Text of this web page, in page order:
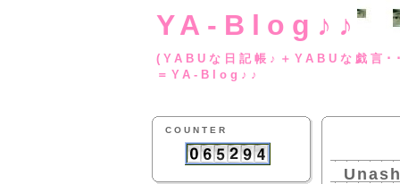
YA-Blog♪♪
(YABUな日記帳♪
＝YA-Blog♪♪
COUNTER